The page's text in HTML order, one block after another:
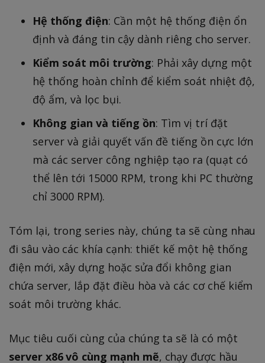
Hệ thống điện: Cần một hệ thống điện ổn
định và đáng tin cậy dành riêng cho server.
Kiểm soát môi trường: Phải xây dựng một
hệ thống hoàn chỉnh để kiểm soát nhiệt độ,
độ ẩm, và lọc bụi.
Không gian và tiếng ồn: Tìm vị trí đặt
server và giải quyết vấn đề tiếng ồn cực lớn
mà các server công nghiệp tạo ra (quạt có
thể lên tới 15000 RPM, trong khi PC thường
chỉ 3000 RPM).
Tóm lại, trong series này, chúng ta sẽ cùng nhau
đi sâu vào các khía cạnh: thiết kế một hệ thống
điện mới, xây dựng hoặc sửa đổi không gian
chứa server, lắp đặt điều hòa và các cơ chế kiểm
soát môi trường khác.
Mục tiêu cuối cùng của chúng ta sẽ là có một
server x86 vô cùng mạnh mẽ, chạy được hầu